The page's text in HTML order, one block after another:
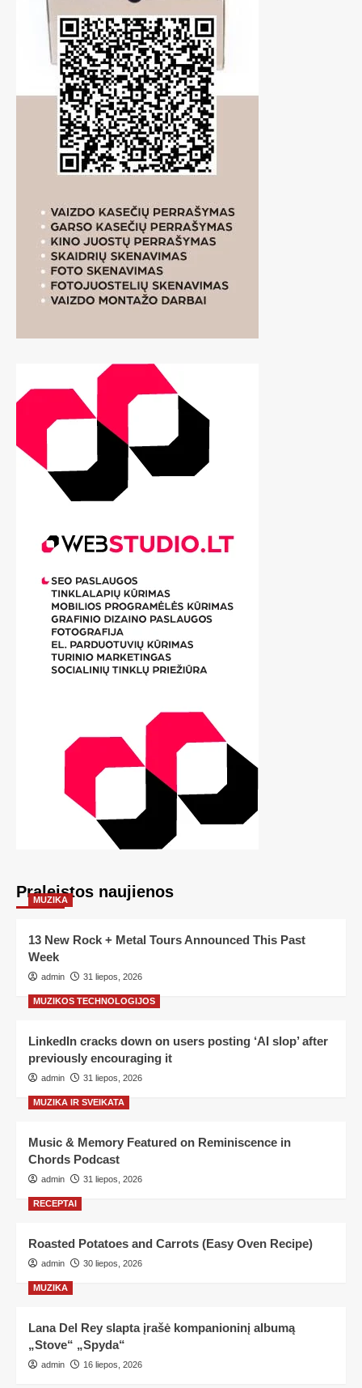
Praleistos naujienos
MUZIKA
13 New Rock + Metal Tours Announced This Past
Week
admin 31 liepos, 2026
MUZIKOS TECHNOLOGIJOS
LinkedIn cracks down on users posting ‘AI slop’ after
previously encouraging it
admin 31 liepos, 2026
MUZIKA IR SVEIKATA
Music & Memory Featured on Reminiscence in
Chords Podcast
admin 31 liepos, 2026
RECEPTAI
Roasted Potatoes and Carrots (Easy Oven Recipe)
admin 30 liepos, 2026
MUZIKA
Lana Del Rey slapta įrašė kompanioninį albumą
„Stove“ „Spyda“
admin 16 liepos, 2026